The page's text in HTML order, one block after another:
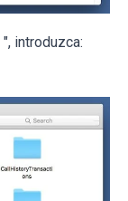
", introduzca: